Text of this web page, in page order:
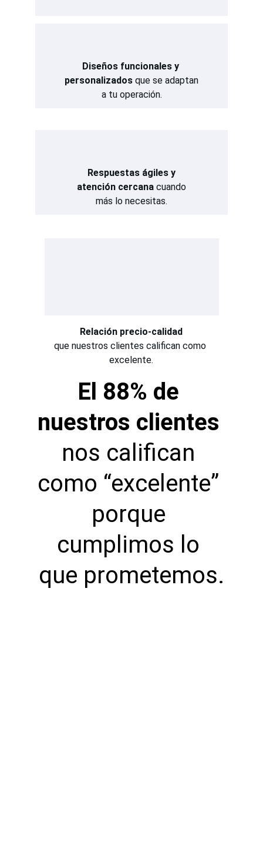
Diseños funcionales y
personalizados que se adaptan
a tu operación.
Respuestas ágiles y
atención cercana cuando
más lo necesitas.
Relación precio-calidad
que nuestros clientes califican como
excelente.
El 88% de
nuestros clientes
nos califican
como “excelente”
porque
cumplimos lo
que prometemos.